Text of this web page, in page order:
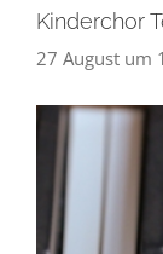
Kinderchor
27 August um